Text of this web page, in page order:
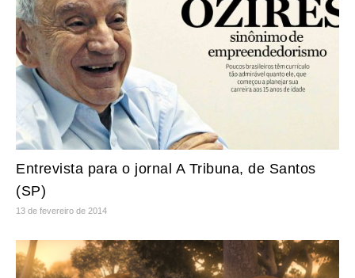
Entrevista para o jornal A Tribuna, de Santos
(SP)
13 de fevereiro de 2014